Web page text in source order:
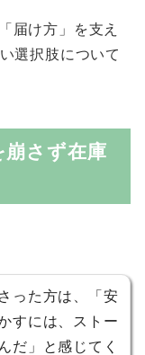
届け方」を支え
選択肢について
崩さず在庫
った方は、「安
すには、ストー
だ」と感じてく